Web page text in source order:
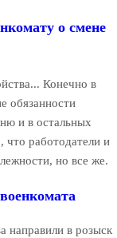
о смене
Конечно в
обязанности
и в остальных
что работодатели и
но все же.
направили в розыск